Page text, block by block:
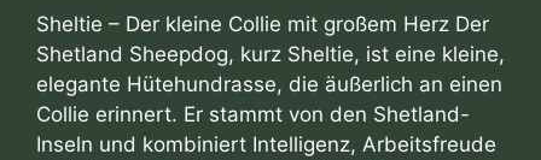
Sheltie – Der kleine Collie mit großem Herz Der
Shetland Sheepdog, kurz Sheltie, ist eine kleine,
elegante Hütehundrasse, die äußerlich an einen
Collie erinnert. Er stammt von den Shetland-
Inseln und kombiniert Intelligenz, Arbeitsfreude